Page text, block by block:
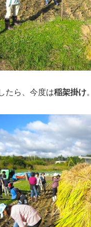
たら、今度は稲架掛け。